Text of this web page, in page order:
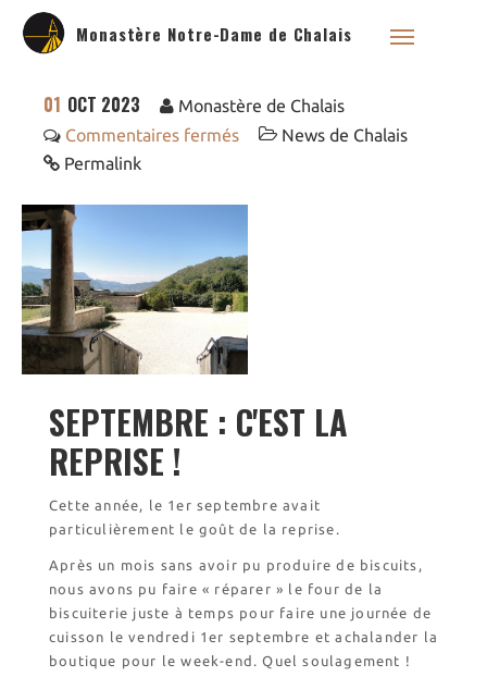
Monastère Notre-Dame de Chalais
Nos Liens
l’église de Chalais
Visite symbolique de
Visites virtuelles
01 OCT 2023
Monastère de Chalais
Commentaires fermés
News de Chalais
Permalink
SEPTEMBRE : C'EST LA
REPRISE !
Cette année, le 1er septembre avait
particulièrement le goût de la reprise.
Après un mois sans avoir pu produire de biscuits,
nous avons pu faire « réparer » le four de la
biscuiterie juste à temps pour faire une journée de
cuisson le vendredi 1er septembre et achalander la
boutique pour le week-end. Quel soulagement !